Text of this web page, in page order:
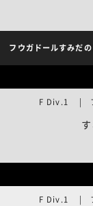
フウガドールすみだ
F Div.1 | フ
F Div.1 | フ